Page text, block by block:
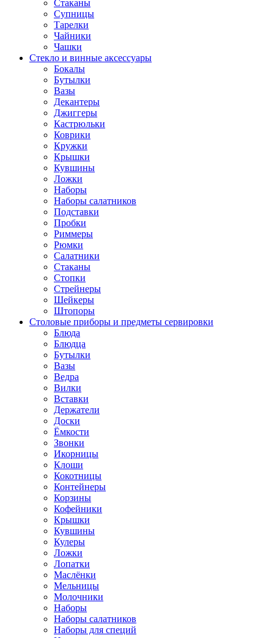
Стаканы
Супницы
Тарелки
Чайники
Чашки
Стекло и винные аксессуары
Бокалы
Бутылки
Вазы
Декантеры
Джиггеры
Кастрюльки
Коврики
Кружки
Крышки
Кувшины
Ложки
Наборы
Наборы салатников
Подставки
Пробки
Риммеры
Рюмки
Салатники
Стаканы
Стопки
Стрейнеры
Шейкеры
Штопоры
Столовые приборы и предметы сервировки
Блюда
Блюдца
Бутылки
Вазы
Ведра
Вилки
Вставки
Держатели
Доски
Ёмкости
Звонки
Икорницы
Клоши
Кокотницы
Контейнеры
Корзины
Кофейники
Крышки
Кувшины
Кулеры
Ложки
Лопатки
Маслёнки
Мельницы
Молочники
Наборы
Наборы салатников
Наборы для специй